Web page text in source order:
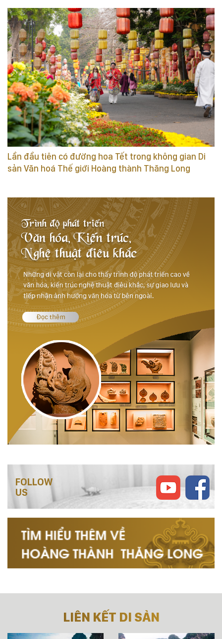
Lần đầu tiên có đường hoa Tết trong không gian Di
sản Văn hoá Thế giới Hoàng thành Thăng Long
FOLLOW
US
LIÊN KẾT DI SẢN